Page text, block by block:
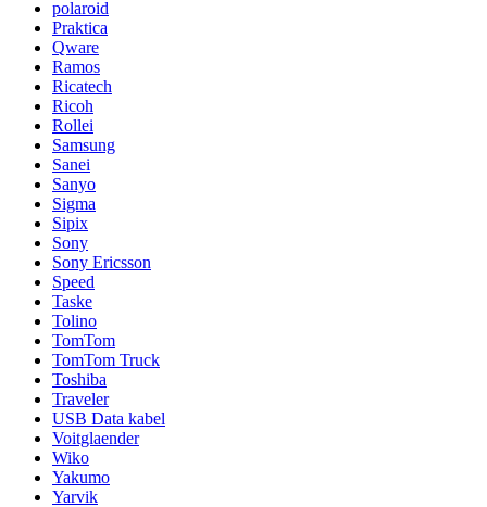
polaroid
Praktica
Qware
Ramos
Ricatech
Ricoh
Rollei
Samsung
Sanei
Sanyo
Sigma
Sipix
Sony
Sony Ericsson
Speed
Taske
Tolino
TomTom
TomTom Truck
Toshiba
Traveler
USB Data kabel
Voitglaender
Wiko
Yakumo
Yarvik